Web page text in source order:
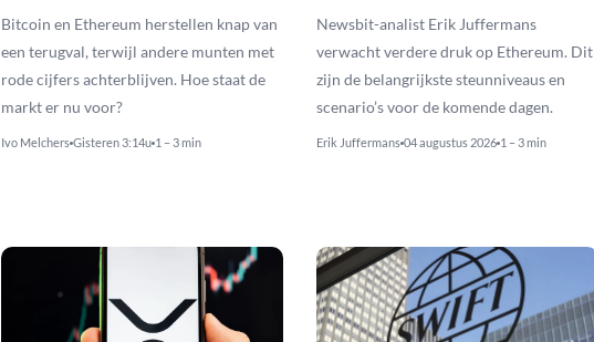
Bitcoin en Ethereum herstellen knap van
een terugval, terwijl andere munten met
rode cijfers achterblijven. Hoe staat de
markt er nu voor?
Ivo Melchers Gisteren 3:14u 1 – 3 min
Newsbit-analist Erik Juffermans
verwacht verdere druk op Ethereum. Dit
zijn de belangrijkste steunniveaus en
scenario’s voor de komende dagen.
Erik Juffermans 04 augustus 2026 1 – 3 min